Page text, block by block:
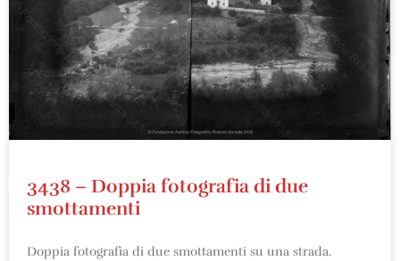
3438 – Doppia fotografia di due
smottamenti
Doppia fotografia di due smottamenti su una strada.